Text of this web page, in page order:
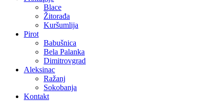
Blace
Žitorađa
Kuršumlija
Pirot
Babušnica
Bela Palanka
Dimitrovgrad
Aleksinac
Ražanj
Sokobanja
Kontakt